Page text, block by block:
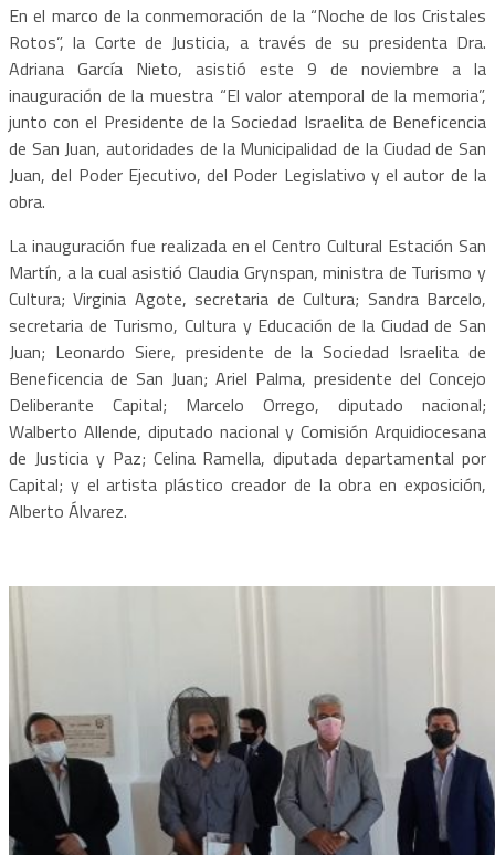
En el marco de la conmemoración de la “Noche de los Cristales
Rotos”, la Corte de Justicia, a través de su presidenta Dra.
Adriana García Nieto, asistió este 9 de noviembre a la
inauguración de la muestra “El valor atemporal de la memoria”,
junto con el Presidente de la Sociedad Israelita de Beneficencia
de San Juan, autoridades de la Municipalidad de la Ciudad de San
Juan, del Poder Ejecutivo, del Poder Legislativo y el autor de la
obra.
La inauguración fue realizada en el Centro Cultural Estación San
Martín, a la cual asistió Claudia Grynspan, ministra de Turismo y
Cultura; Virginia Agote, secretaria de Cultura; Sandra Barcelo,
secretaria de Turismo, Cultura y Educación de la Ciudad de San
Juan; Leonardo Siere, presidente de la Sociedad Israelita de
Beneficencia de San Juan; Ariel Palma, presidente del Concejo
Deliberante Capital; Marcelo Orrego, diputado nacional;
Walberto Allende, diputado nacional y Comisión Arquidiocesana
de Justicia y Paz; Celina Ramella, diputada departamental por
Capital; y el artista plástico creador de la obra en exposición,
Alberto Álvarez.